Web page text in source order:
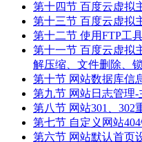
第十四节 百度云虚拟
第十三节 百度云虚拟
第十二节 使用FTP工
第十一节 百度云虚拟
解压缩、文件删除、
第十节 网站数据库信
第九节 网站日志管理-
第八节 网站301、302
第七节 自定义网站
第六节 网站默认首页